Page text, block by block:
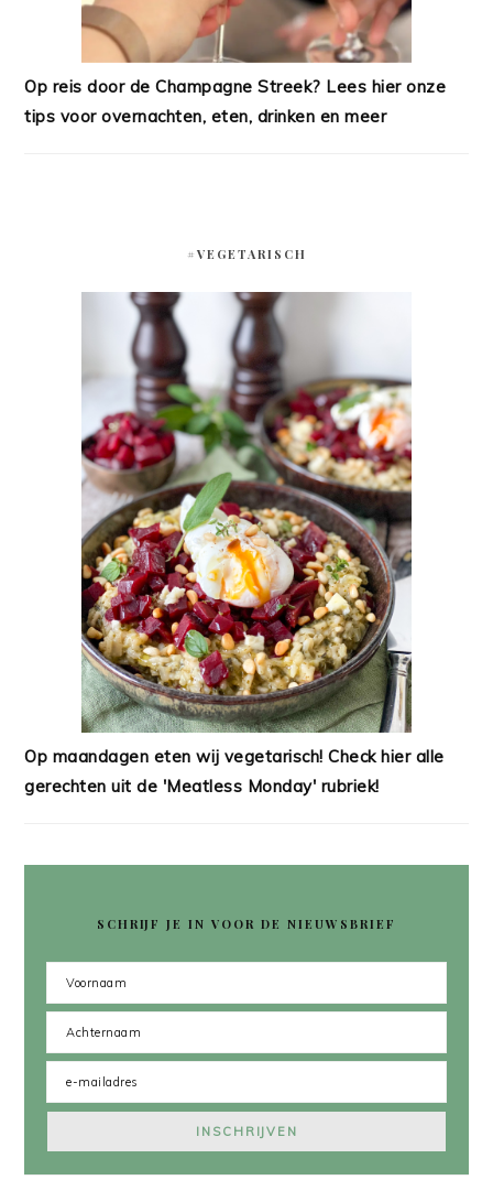
Op reis door de Champagne Streek? Lees hier onze
tips voor overnachten, eten, drinken en meer
#VEGETARISCH
Op maandagen eten wij vegetarisch! Check hier alle
gerechten uit de 'Meatless Monday' rubriek!
SCHRIJF JE IN VOOR DE NIEUWSBRIEF